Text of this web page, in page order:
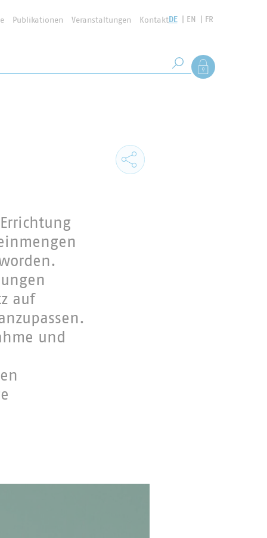
Publikationen Veranstaltungen KontaktDE EN FR
Suche starten
Als Mitglied
auf
und